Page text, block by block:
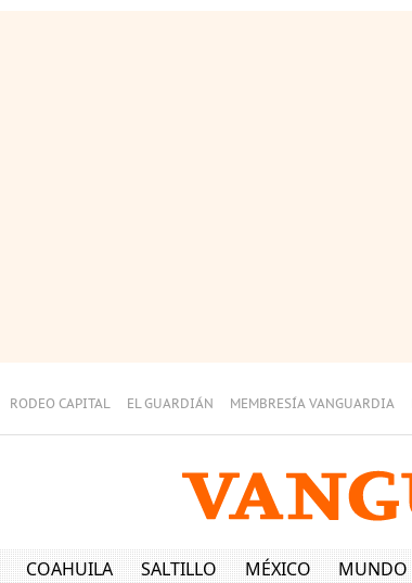
RODEO CAPITAL EL GUARDIÁN MEMBRESÍA VANGUARDIA
COAHUILA SALTILLO MÉXICO MUNDO